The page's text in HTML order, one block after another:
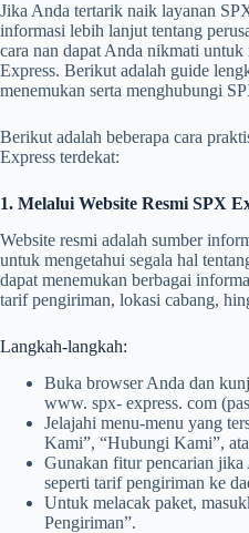
Jika Anda tertarik naik layanan
informasi lebih lanjut tentang
cara nan dapat Anda nikmati
Express. Berikut adalah guide
menemukan serta menghubungi
Berikut adalah beberapa cara
Express terdekat:
1. Melalui Website Resmi SPX
Website resmi adalah sumber
untuk mengetahui segala hal
dapat menemukan berbagai
tarif pengiriman, lokasi cabang,
Langkah-langkah:
Buka browser Anda dan
www. spx- express. com
Jelajahi menu-menu yang
Kami”, “Hubungi Kami”,
Gunakan fitur pencarian
seperti tarif pengiriman ke
Untuk melacak paket,
Pengiriman”.